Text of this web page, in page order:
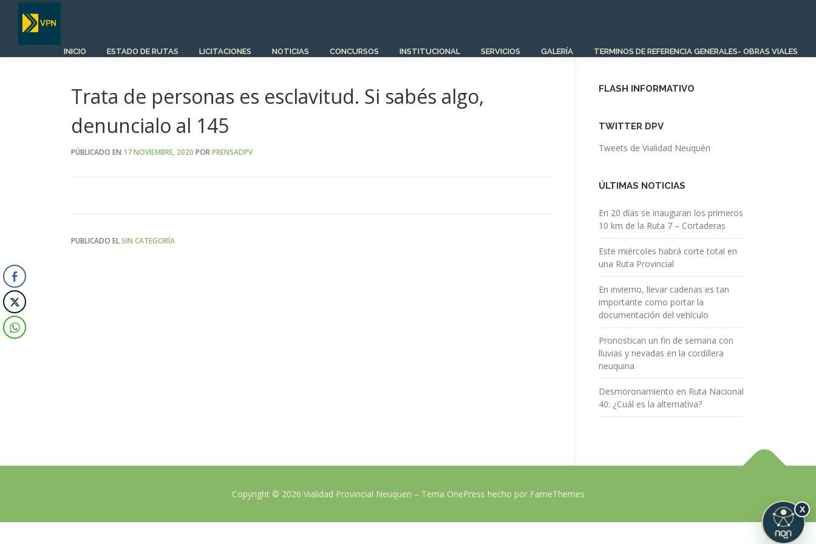
Saltar
contenido
INICIO ESTADO DE RUTAS LICITACIONES NOTICIAS CONCURSOS INSTITUCIONAL SERVICIOS GALERÍA TERMINOS DE REFERENCIA GENERALES- OBRAS VIALES
Trata de personas es esclavitud. Si sabés algo,
denuncialo al 145
PÚBLICADO EN 17 NOVIEMBRE, 2020 PORPRENSADPV
PUBLICADO ELSIN CATEGORÍA
FLASH INFORMATIVO
TWITTER DPV
Tweets de Vialidad Neuquén
ÚLTIMAS NOTICIAS
En 20 días se inauguran los primeros
10 km de la Ruta 7 – Cortaderas
Este miércoles habrá corte total en
una Ruta Provincial
En invierno, llevar cadenas es tan
importante como portar la
documentación del vehículo
Pronostican un fin de semana con
lluvias y nevadas en la cordillera
neuquina
Desmoronamiento en Ruta Nacional
40: ¿Cuál es la alternativa?
Copyright © 2026 Vialidad Provincial Neuquen – Tema OnePress hecho por FameThemes
X